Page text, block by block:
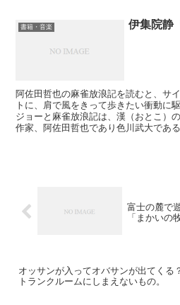
書籍・音楽 伊集院静
阿佐田哲也の麻雀放浪記を読むと、サ
トに、肩で風をきって歩きたい衝動に
ジョーと麻雀放浪記は、漢（おとこ）
作家、阿佐田哲也であり色川武大であ
富士の麓で
「まかいの
オッサンが入ってオバサンが出てくる
トランクルームにしまえないもの。